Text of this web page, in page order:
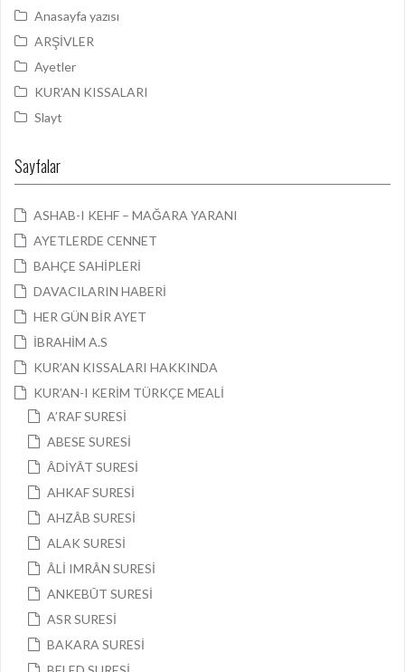
Anasayfa yazısı
ARŞİVLER
Ayetler
KUR'AN KISSALARI
Slayt
Sayfalar
ASHAB-I KEHF – MAĞARA YARANI
AYETLERDE CENNET
BAHÇE SAHİPLERİ
DAVACILARIN HABERİ
HER GÜN BİR AYET
İBRAHİM A.S
KUR’AN KISSALARI HAKKINDA
KUR’AN-I KERİM TÜRKÇE MEALİ
A’RAF SURESİ
ABESE SURESİ
ÂDİYÂT SURESİ
AHKAF SURESİ
AHZÂB SURESİ
ALAK SURESİ
ÂLİ IMRÂN SURESİ
ANKEBÛT SURESİ
ASR SURESİ
BAKARA SURESİ